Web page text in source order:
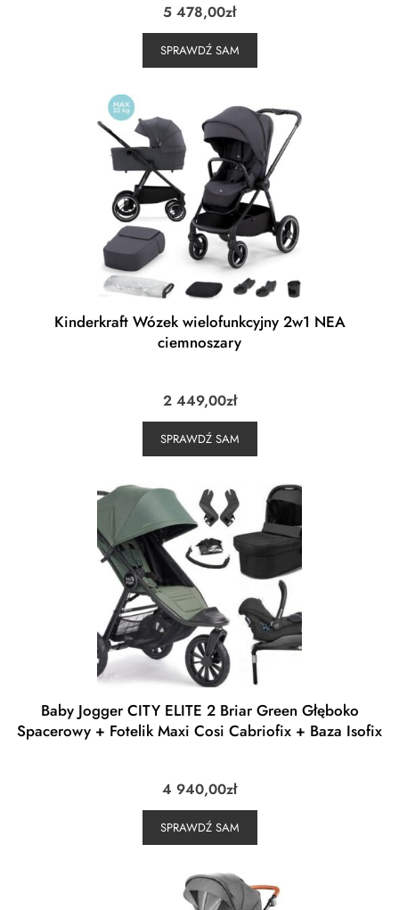
5 478,00zł
SPRAWDŹ SAM
Kinderkraft Wózek wielofunkcyjny 2w1 NEA
ciemnoszary
2 449,00zł
SPRAWDŹ SAM
Baby Jogger CITY ELITE 2 Briar Green Głęboko
Spacerowy + Fotelik Maxi Cosi Cabriofix + Baza Isofix
4 940,00zł
SPRAWDŹ SAM